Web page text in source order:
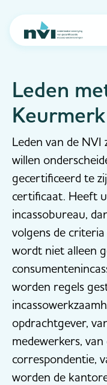
Navigation
Leden
Keurmerk
Leden van de NVI
willen
gecertificeerd te
certificaat. Heeft
incassobureau,
volgens de
wordt niet alleen
worden regels
opdrachtgever,
medewerkers,
correspondentie,
worden de